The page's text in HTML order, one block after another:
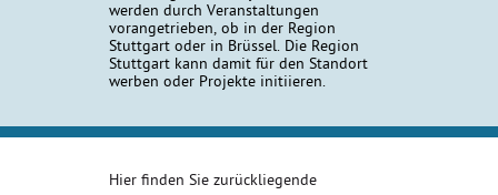
werden durch Veranstaltungen
vorangetrieben, ob in der Region
Stuttgart oder in Brüssel. Die Region
Stuttgart kann damit für den Standort
werben oder Projekte initiieren.
Hier finden Sie zurückliegende